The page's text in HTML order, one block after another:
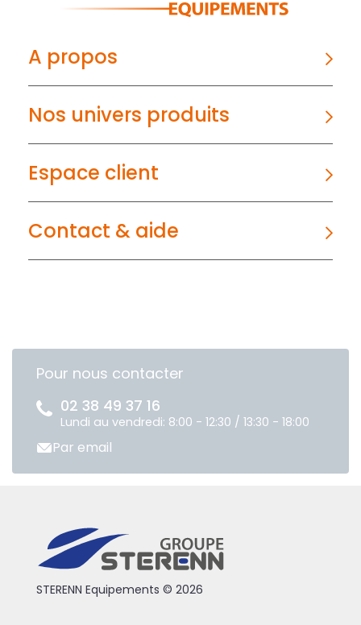
A propos
Nos univers produits
Espace client
Contact & aide
Pour nous contacter
02 38 49 37 16
Lundi au vendredi: 8:00 - 12:30 / 13:30 - 18:00
Par email
STERENN Equipements © 2026